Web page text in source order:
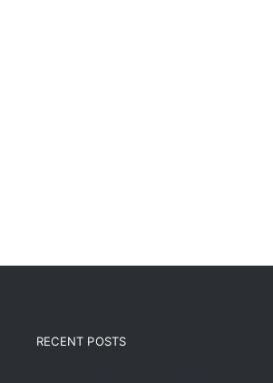
RECENT POSTS